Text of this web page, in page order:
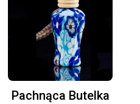
Pachnąca Butelka